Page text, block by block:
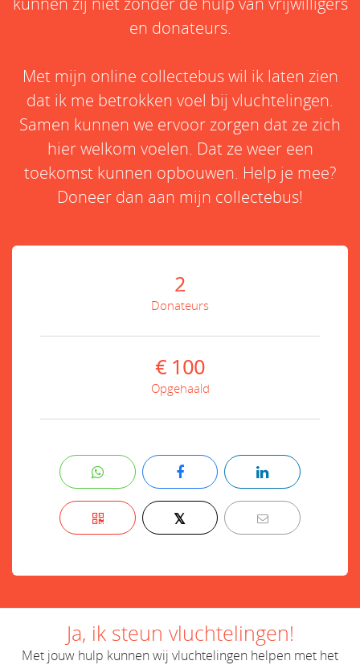
en donateurs.
Met mijn online collectebus wil ik laten zien
dat ik me betrokken voel bij vluchtelingen.
Samen kunnen we ervoor zorgen dat ze zich
hier welkom voelen. Dat ze weer een
toekomst kunnen opbouwen. Help je mee?
Doneer dan aan mijn collectebus!
2
Donateurs
€ 100
Opgehaald
𝕏
Ja, ik steun vluchtelingen!
Met jouw hulp kunnen wij vluchtelingen helpen met het